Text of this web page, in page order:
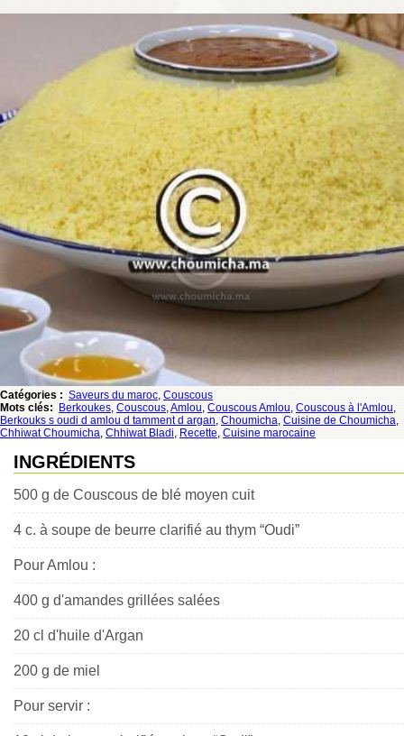
Catégories : Saveurs du maroc, Couscous
Mots clés:
Berkoukes, Couscous,Amlou, Couscous Amlou, Couscous à l'Amlou,
Berkouks s oudi d amlou d tamment d argan, Choumicha, Cuisine de Choumicha,
Chhiwat Choumicha, Chhiwat Bladi, Recette, Cuisine marocaine
INGRÉDIENTS
500 g de Couscous de blé moyen cuit
4 c. à soupe de beurre clarifié au thym “Oudi”
Pour Amlou :
400 g d'amandes grillées salées
20 cl d'huile d'Argan
200 g de miel
Pour servir :